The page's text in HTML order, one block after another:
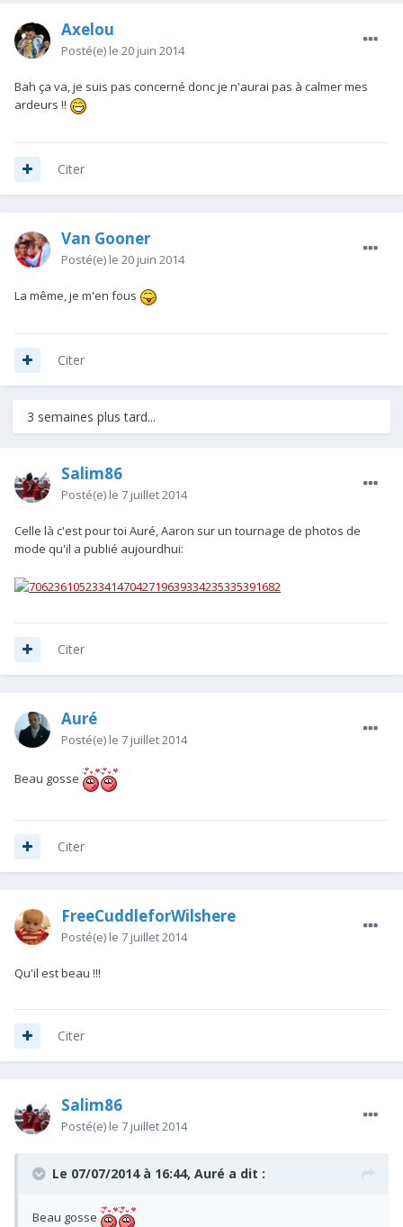
Axelou
Posté(e) le 20 juin 2014
Bah ça va, je suis pas concerné donc je n'aurai pas à calmer mes
ardeurs !!
Citer
Van Gooner
Posté(e) le 20 juin 2014
La même, je m'en fous
Citer
3 semaines plus tard...
Salim86
Posté(e) le 7 juillet 2014
Celle là c'est pour toi Auré, Aaron sur un tournage de photos de
mode qu'il a publié aujourdhui:
Citer
Auré
Posté(e) le 7 juillet 2014
Beau gosse
Citer
FreeCuddleforWilshere
Posté(e) le 7 juillet 2014
Qu'il est beau !!!
Citer
Salim86
Posté(e) le 7 juillet 2014
Le 07/07/2014 à 16:44, Auré a dit :
Beau gosse